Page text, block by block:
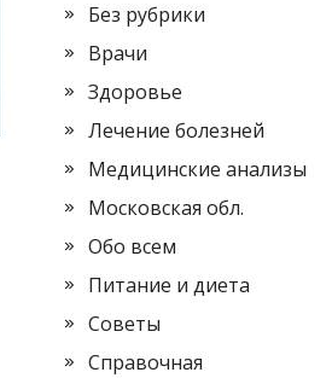
Без рубрики
Врачи
Здоровье
Лечение болезней
Медицинские анализы
Московская обл.
Обо всем
Питание и диета
Советы
Справочная